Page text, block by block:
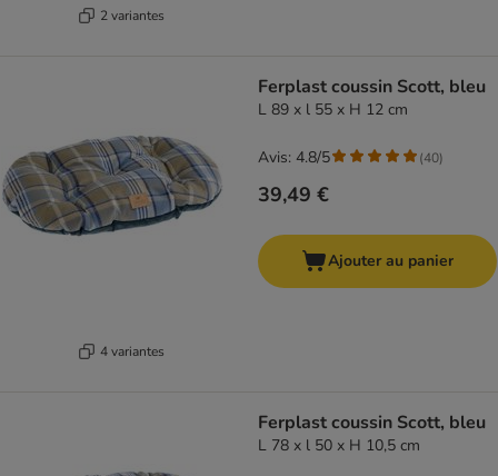
2 variantes
4 variantes
Ferplast coussin Scott, bleu
L 89 x l 55 x H 12 cm
39,49 €
Avis: 4.8/5 (40)
Ajouter au panier
Ferplast coussin Scott, bleu
L 78 x l 50 x H 10,5 cm